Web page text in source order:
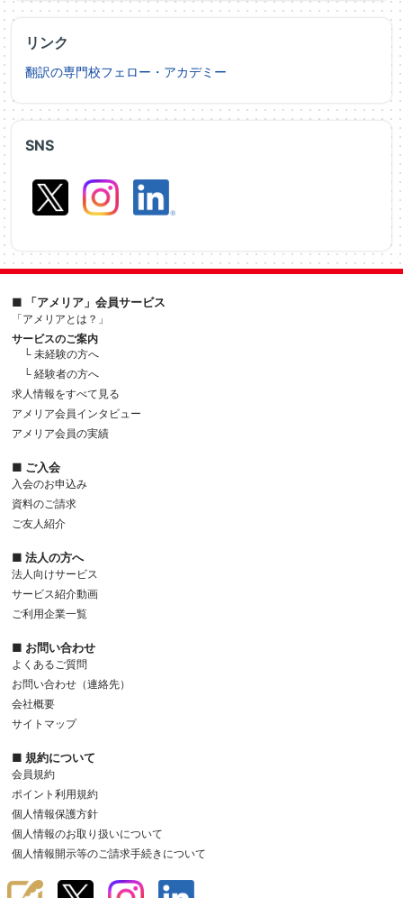
SNS
リンク
翻訳の専門校フェロー・アカデミー
■ 「アメリア」会員サービス
「アメリアとは？」
サービスのご案内
└ 未経験の方へ
└ 経験者の方へ
求人情報をすべて見る
アメリア会員インタビュー
アメリア会員の実績
■ ご入会
入会のお申込み
資料のご請求
ご友人紹介
■ 法人の方へ
法人向けサービス
サービス紹介動画
ご利用企業一覧
■ お問い合わせ
よくあるご質問
お問い合わせ（連絡先）
会社概要
サイトマップ
■ 規約について
会員規約
ポイント利用規約
個人情報保護方針
個人情報のお取り扱いについて
個人情報開示等のご請求手続きについて